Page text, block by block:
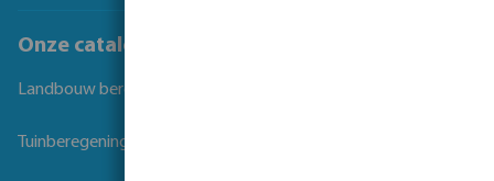
Onze catalogi
Landbouw beregening
Tuinberegening